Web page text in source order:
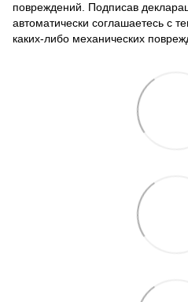
повреждений. Подписав
автоматически соглашаетесь с
каких-либо механических